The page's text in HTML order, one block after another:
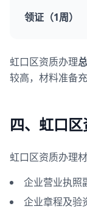
领证（1周）
虹口区资质办理
较高，材料准备
四、虹口
虹口区资质办理材
企业营业执照
企业章程及验